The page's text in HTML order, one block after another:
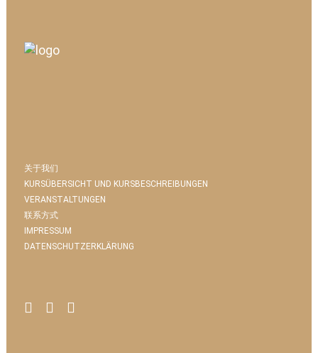
关于我们
KURSÜBERSICHT UND KURSBESCHREIBUNGEN
VERANSTALTUNGEN
联系方式
IMPRESSUM
DATENSCHUTZERKLÄRUNG